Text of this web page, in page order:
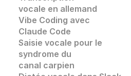
vocale en allemand
Vibe Coding avec
Claude Code
Saisie vocale pour le
syndrome du
canal carpien